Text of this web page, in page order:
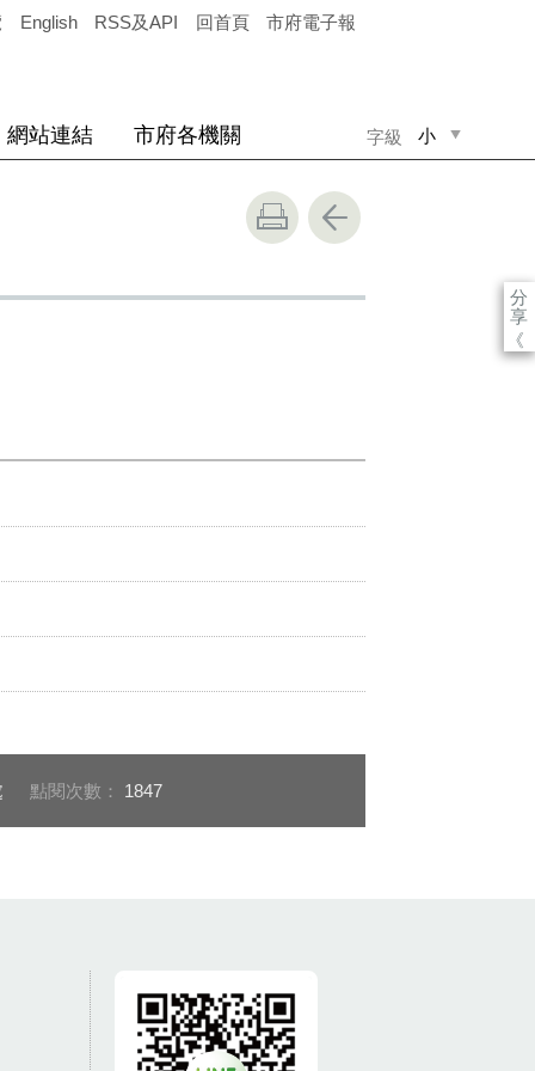
English RSS及API 回首頁 市府電子報
字級 小
網站連結 市府各機關
分
享
《
點閱次數： 1847